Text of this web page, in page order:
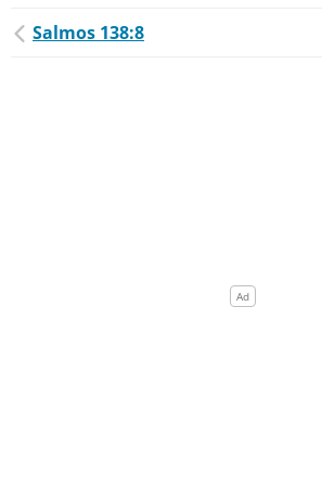
Salmos 138:8